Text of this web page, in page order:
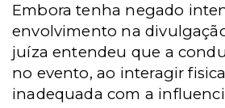
Embora tenha negado
envolvimento na
juíza entendeu que a
no evento, ao interagir
inadequada com a